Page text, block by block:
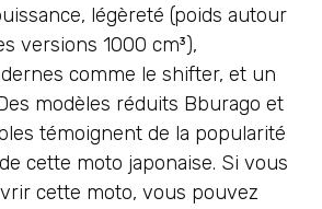
légèreté (poids autour
versions 1000 cm³),
comme le shifter, et un
modèles réduits Bburago et
témoignent de la popularité
cette moto japonaise. Si vous
cette moto, vous pouvez